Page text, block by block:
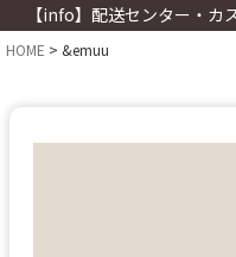
【info】配送センター・カ
HOME &emuu